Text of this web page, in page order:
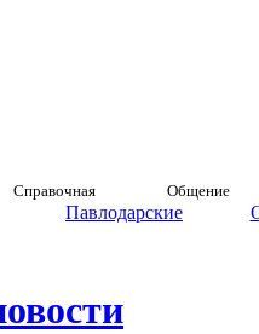
Справочная Общение
Павлодарские